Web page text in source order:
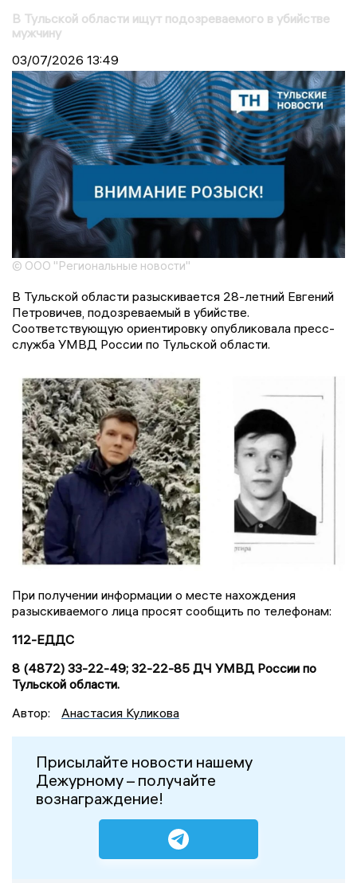
В Тульской области ищут подозреваемого в убийстве
мужчину
03/07/2026 13:49
© ООО "Региональные новости"
В Тульской области разыскивается 28-летний Евгений
Петровичев, подозреваемый в убийстве.
Соответствующую ориентировку опубликовала пресс-
служба УМВД России по Тульской области.
При получении информации о месте нахождения
разыскиваемого лица просят сообщить по телефонам:
112-ЕДДС
8 (4872) 33-22-49; 32-22-85 ДЧ УМВД России по
Тульской области.
Автор:
Анастасия Куликова
Присылайте новости нашему
Дежурному – получайте
вознаграждение!